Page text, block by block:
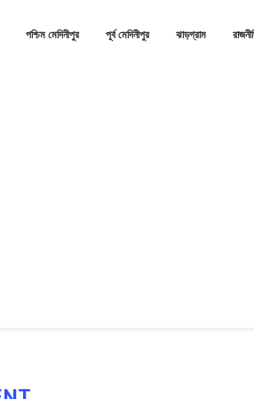
পশ্চিম মেদিনীপুর পূর্ব মেদিনীপুর ঝাড়গ্রাম